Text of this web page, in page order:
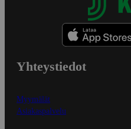
Yhteystiedot
Myymälät
Asiakaspalvelu